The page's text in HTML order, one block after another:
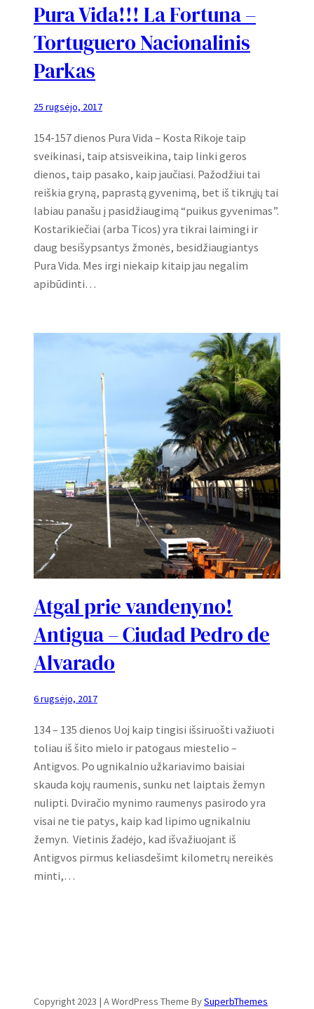
Pura Vida!!! La Fortuna –
Tortuguero Nacionalinis
Parkas
25 rugsėjo, 2017
154-157 dienos Pura Vida – Kosta Rikoje taip
sveikinasi, taip atsisveikina, taip linki geros
dienos, taip pasako, kaip jaučiasi. Pažodžiui tai
reiškia gryną, paprastą gyvenimą, bet iš tikrųjų tai
labiau panašu į pasidžiaugimą “puikus gyvenimas”.
Kostarikiečiai (arba Ticos) yra tikrai laimingi ir
daug besišypsantys žmonės, besidžiaugiantys
Pura Vida. Mes irgi niekaip kitaip jau negalim
apibūdinti…
Atgal prie vandenyno!
Antigua – Ciudad Pedro de
Alvarado
6 rugsėjo, 2017
134 – 135 dienos Uoj kaip tingisi išsiruošti važiuoti
toliau iš šito mielo ir patogaus miestelio –
Antigvos. Po ugnikalnio užkariavimo baisiai
skauda kojų raumenis, sunku net laiptais žemyn
nulipti. Dviračio mynimo raumenys pasirodo yra
visai ne tie patys, kaip kad lipimo ugnikalniu
žemyn. Vietinis žadėjo, kad išvažiuojant iš
Antigvos pirmus keliasdešimt kilometrų nereikės
minti,…
Copyright 2023 | A WordPress Theme BySuperbThemes